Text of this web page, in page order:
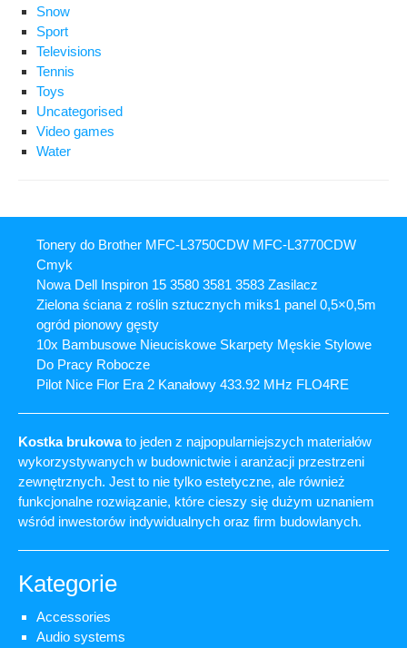
Snow
Sport
Televisions
Tennis
Toys
Uncategorised
Video games
Water
Tonery do Brother MFC-L3750CDW MFC-L3770CDW
Cmyk
Nowa Dell Inspiron 15 3580 3581 3583 Zasilacz
Zielona ściana z roślin sztucznych miks1 panel 0,5×0,5m
ogród pionowy gęsty
10x Bambusowe Nieuciskowe Skarpety Męskie Stylowe
Do Pracy Robocze
Pilot Nice Flor Era 2 Kanałowy 433.92 MHz FLO4RE
Kostka brukowato jeden z najpopularniejszych materiałów
wykorzystywanych w budownictwie i aranżacji przestrzeni
zewnętrznych. Jest to nie tylko estetyczne, ale również
funkcjonalne rozwiązanie, które cieszy się dużym uznaniem
wśród inwestorów indywidualnych oraz firm budowlanych.
Kategorie
Accessories
Audio systems